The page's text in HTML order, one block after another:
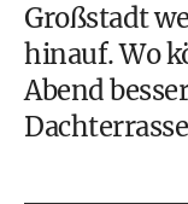
Großstadt
hinauf. Wo
Abend